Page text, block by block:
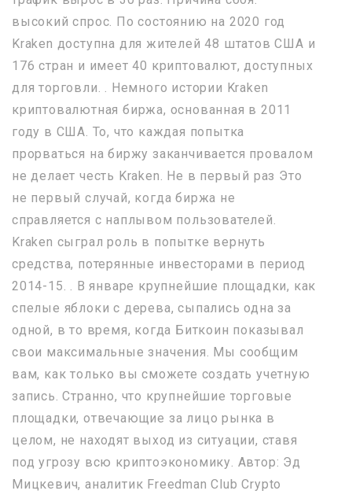
высокий спрос. По состоянию на 2020 год
Kraken доступна для жителей 48 штатов США и
176 стран и имеет 40 криптовалют, доступных
для торговли. . Немного истории Kraken
криптовалютная биржа, основанная в 2011
году в США. То, что каждая попытка
прорваться на биржу заканчивается провалом
не делает честь Kraken. Не в первый раз Это
не первый случай, когда биржа не
справляется с наплывом пользователей.
Kraken сыграл роль в попытке вернуть
средства, потерянные инвесторами в период
2014-15. . В январе крупнейшие площадки, как
спелые яблоки с дерева, сыпались одна за
одной, в то время, когда Биткоин показывал
свои максимальные значения. Мы сообщим
вам, как только вы сможете создать учетную
запись. Странно, что крупнейшие торговые
площадки, отвечающие за лицо рынка в
целом, не находят выход из ситуации, ставя
под угрозу всю криптоэкономику. Автор: Эд
Мицкевич, аналитик Freedman Сlub Crypto